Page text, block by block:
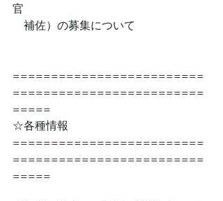
官
補佐）の募集について
=========================
=========================
=====
☆各種情報
=========================
=========================
=====